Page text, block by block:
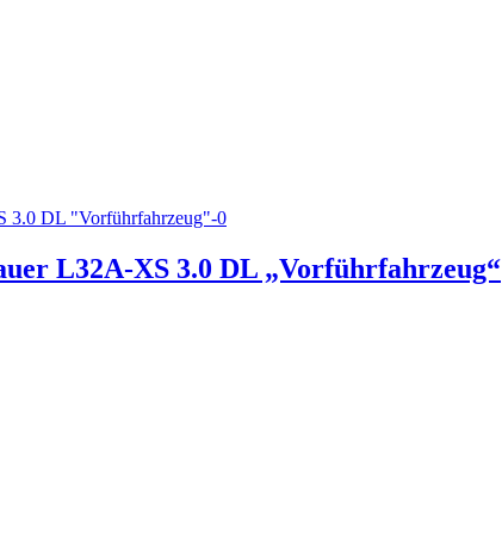
L32A-XS 3.0 DL „Vorführfahrzeug“